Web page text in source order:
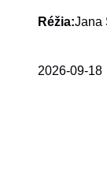
Réžia:Jana
2026-09-18